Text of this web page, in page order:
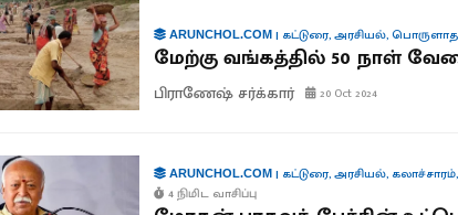
ARUNCHOL.COM| கட்டுரை,அரசியல்,
மேற்கு வங்கத்தில் 50 நாள்
பிராணேஷ் சர்க்கார் 20 Oct 2024
ARUNCHOL.COM| கட்டுரை,அரசியல், கலாச்சாரம்,
4 நிமிட வாசிப்பு